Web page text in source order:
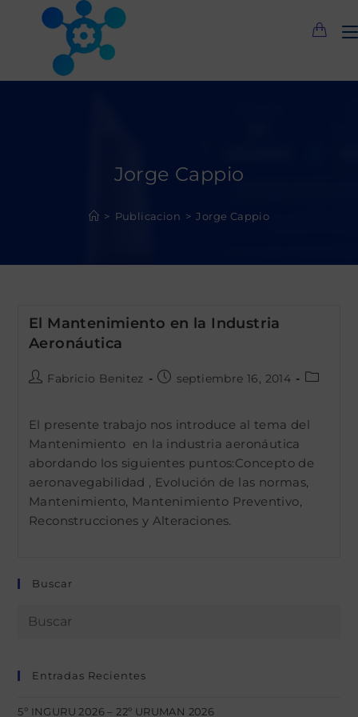
Jorge Cappio
> Publicacion > Jorge Cappio
El Mantenimiento en la Industria
Aeronáutica
Autor
entrada:
Fabricio Benitez
Publicación
entrada:
septiembre 16, 2014
entrada:
El presente trabajo nos introduce al tema del
Mantenimiento en la industria aeronáutica
abordando los siguientes puntos:Concepto de
aeronavegabilidad , Evolución de las normas,
Mantenimiento, Mantenimiento Preventivo,
Reconstrucciones y Alteraciones.
Buscar
Entradas Recientes
5º INGURU 2026 – 22º URUMAN 2026